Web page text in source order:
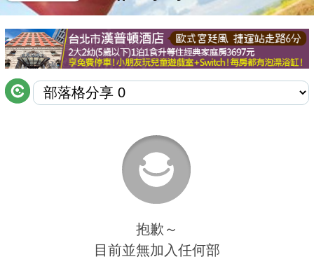
推薦景點
討論區
聯絡我們
抱歉～
目前並無加入任何部